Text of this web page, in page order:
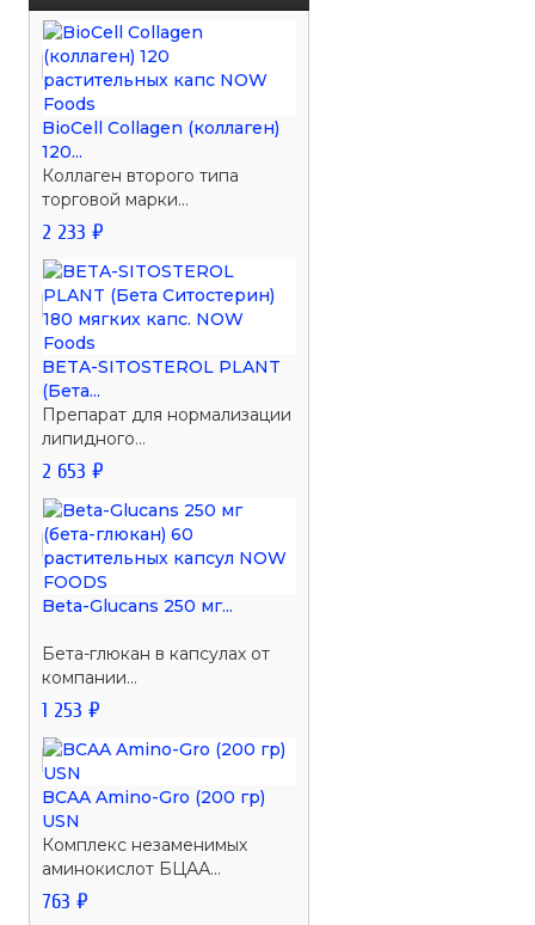
BioCell Collagen (коллаген)
120...
Коллаген второго типа
торговой марки...
2 233 ₽
BETA-SITOSTEROL PLANT
(Бета...
Препарат для нормализации
липидного...
2 653 ₽
Beta-Glucans 250 мг...
Бета-глюкан в капсулах от
компании...
1 253 ₽
BCAA Amino-Gro (200 гр)
USN
Комплекс незаменимых
аминокислот БЦАА...
763 ₽